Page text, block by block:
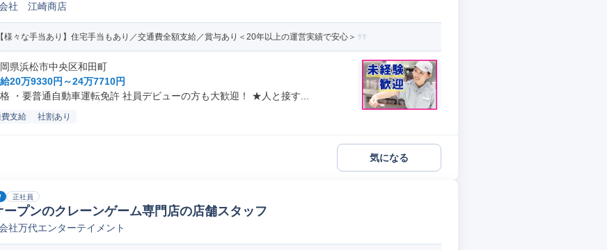
社 江崎商店
【様々な手当あり】住宅手当もあり／交通費全額支給／賞与あり＜20年以上の運営実績で安心＞
県浜松市中央区和田町
給20万9330円～24万7710円
・要普通自動車運転免許 社員デビューの方も大歓迎！ ★人と接す...
支給 社割あり
気になる
正社員
ープンのクレーンゲーム専門店の店舗スタッフ
社万代エンターテイメント